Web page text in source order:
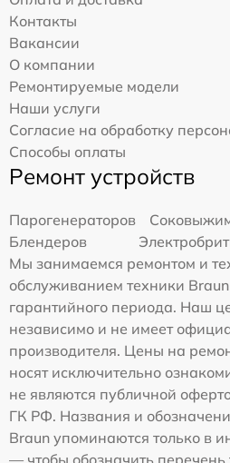
Контакты
Вакансии
О компании
Ремонтируемые модели
Наши услуги
Согласие на обработку
Способы оплаты
Ремонт устройств
Парогенераторов
Блендеров
Мы занимаемся ремонтом и
обслуживанием техники
гарантийного периода. Наш
независимо и не имеет
производителя. Цены на
носят исключительно
не являются публичной
ГК РФ. Названия и
Braun упоминаются только в
— чтобы обозначить перечень